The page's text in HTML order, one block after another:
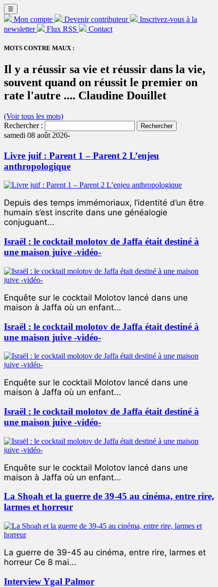
☰
Mon compte Devenir contributeur
Inscrivez-vous à la
newsletter
Flux RSS Contact
MOTS CONTRE MAUX :
Il y a réussir sa vie et réussir dans la vie,
souvent quand on réussit le premier on
rate l'autre .... Claudine Douillet
(Voir tous les mots)
Rechercher :
samedi 08 août 2026-
Livre juif : Parent 1 – Parent 2 L’enjeu
anthropologique
Depuis des temps immémoriaux, l’identité d’un être
humain s’est inscrite dans une généalogie
conjuguant...
Israël : le cocktail molotov de Jaffa était destiné à
une maison juive -vidéo-
Enquête sur le cocktail Molotov lancé dans une
maison à Jaffa où un enfant...
Israël : le cocktail molotov de Jaffa était destiné à
une maison juive -vidéo-
Enquête sur le cocktail Molotov lancé dans une
maison à Jaffa où un enfant...
Israël : le cocktail molotov de Jaffa était destiné à
une maison juive -vidéo-
Enquête sur le cocktail Molotov lancé dans une
maison à Jaffa où un enfant...
La Shoah et la guerre de 39-45 au cinéma, entre rire,
larmes et horreur
La guerre de 39-45 au cinéma, entre rire, larmes et
horreur Ce 8 mai...
Interview Ygal Palmor